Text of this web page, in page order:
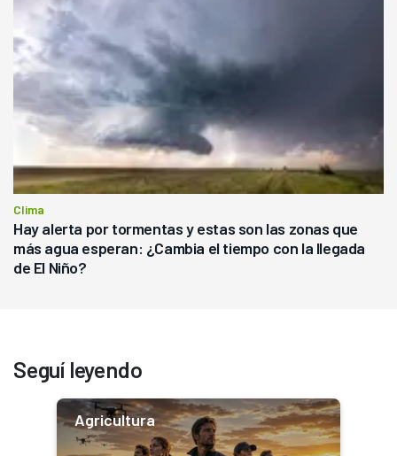
Clima
Hay alerta por tormentas y estas son las zonas que
más agua esperan: ¿Cambia el tiempo con la llegada
de El Niño?
Seguí leyendo
Agricultura